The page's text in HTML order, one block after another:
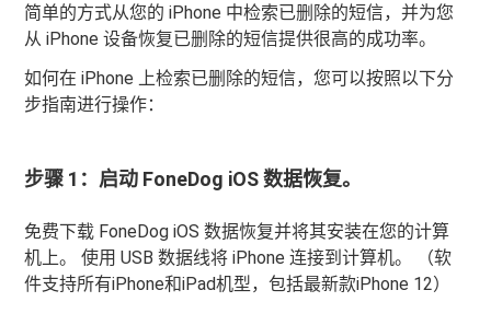
简单的方式从您的 iPhone 中检索已删除的短信，并为您
从 iPhone 设备恢复已删除的短信提供很高的成功率。
如何在 iPhone 上检索已删除的短信，您可以按照以下分
步指南进行操作：
步骤 1：启动 FoneDog iOS 数据恢复。
免费下载 FoneDog iOS 数据恢复并将其安装在您的计算
机上。 使用 USB 数据线将 iPhone 连接到计算机。 （软
件支持所有iPhone和iPad机型，包括最新款iPhone 12）